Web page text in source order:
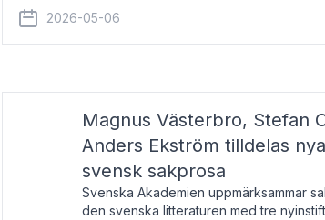
den lovordade romanen Sex liter l
2026-05-06
Magnus Västerbro, Stefan
Anders Ekström tilldelas
svensk sakprosa
Svenska Akademien uppmärksammar
den svenska litteraturen med tre